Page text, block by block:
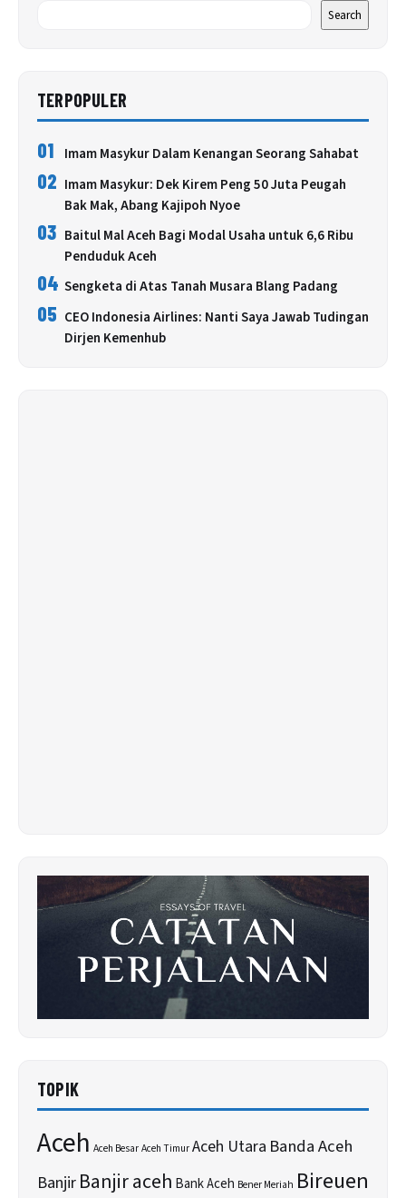
Search
TERPOPULER
01 Imam Masykur Dalam Kenangan Seorang Sahabat
02 Imam Masykur: Dek Kirem Peng 50 Juta Peugah
Bak Mak, Abang Kajipoh Nyoe
03 Baitul Mal Aceh Bagi Modal Usaha untuk 6,6 Ribu
Penduduk Aceh
04 Sengketa di Atas Tanah Musara Blang Padang
05 CEO Indonesia Airlines: Nanti Saya Jawab Tudingan
Dirjen Kemenhub
TOPIK
Aceh Aceh BesarAceh TimurAceh Utara Banda Aceh
BanjirBanjir aceh Bank Aceh Bener Meriah Bireuen